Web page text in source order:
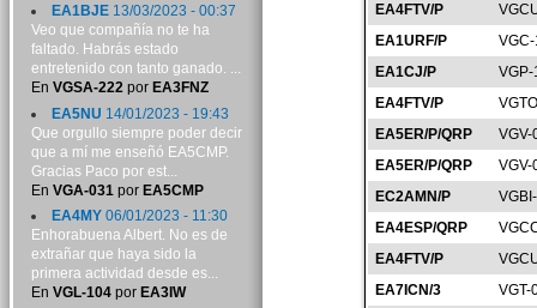
EA4FTV/P
EA1URF/P
EA1CJ/P
VGP-
EA4FTV/P
EA5ER/P/QRP
VGV-
EA5ER/P/QRP
VGV-
EC2AMN/P
EA4ESP/QRP
EA4FTV/P
EA7ICN/3
VGT-
EA1BJE13/03/2023 - 00:37
Veo que compañía no te ha
faltado. Habrás estado
entretenido con tanto ganado. ...
En VGSA-222por EA3FNZ
EA5NU 14/01/2023 - 19:43
Que orgullo siempre poder decir
que a mí me enseñó EA5CMP.
Gracias Paco por est...
En VGA-031 por EA5CMP
EA4MY06/01/2023 - 11:30
Enhorabuena Albert. No es de
extrañar que haya sido la
primera actividad desde es...
En VGL-104por EA3IW